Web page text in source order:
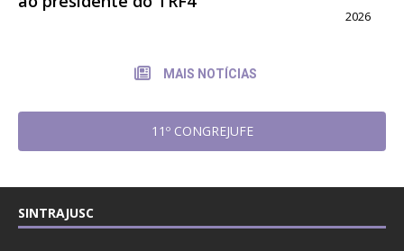
2026
MAIS NOTÍCIAS
11º CONGREJUFE
SINTRAJUSC